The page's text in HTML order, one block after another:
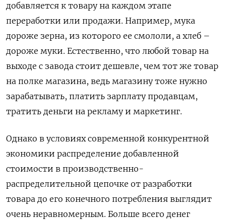
добавляется к товару на каждом этапе
переработки или продажи. Например, мука
дороже зерна, из которого ее смололи, а хлеб –
дороже муки. Естественно, что любой товар на
выходе с завода стоит дешевле, чем тот же товар
на полке магазина, ведь магазину тоже нужно
зарабатывать, платить зарплату продавцам,
тратить деньги на рекламу и маркетинг.
Однако в условиях современной конкурентной
экономики распределение добавленной
стоимости в производственно-
распределительной цепочке от разработки
товара до его конечного потребления выглядит
очень неравномерным. Больше всего денег